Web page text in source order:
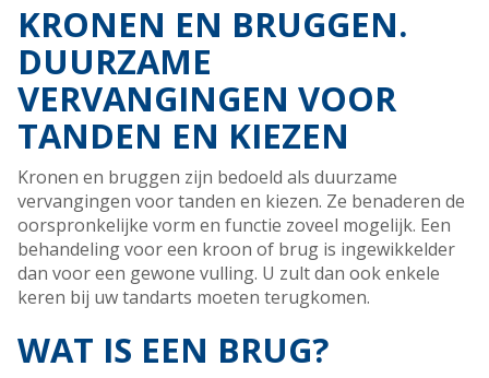
KRONEN EN BRUGGEN.
DUURZAME
VERVANGINGEN VOOR
TANDEN EN KIEZEN
Kronen en bruggen zijn bedoeld als duurzame
vervangingen voor tanden en kiezen. Ze benaderen de
oorspronkelijke vorm en functie zoveel mogelijk. Een
behandeling voor een kroon of brug is ingewikkelder
dan voor een gewone vulling. U zult dan ook enkele
keren bij uw tandarts moeten terugkomen.
WAT IS EEN BRUG?